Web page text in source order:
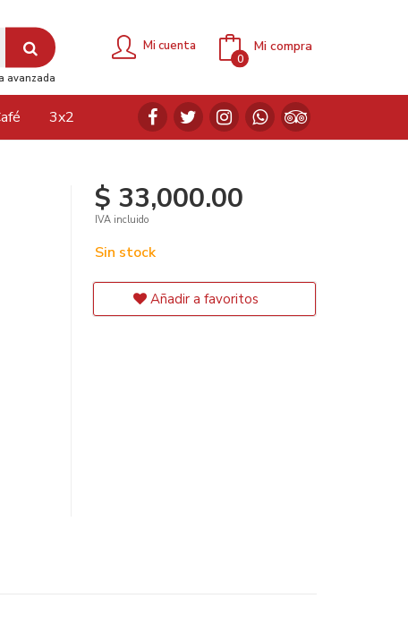
avanzada
Mi cuenta Mi compra
0
3x2
$ 33,000.00
IVA incluido
Sin stock
Añadir a favoritos